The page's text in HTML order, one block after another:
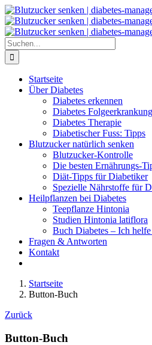
Zum
Inhalt
springen
Suche
nach:
Startseite
Über Diabetes
Diabetes erkennen
Diabetes
Diabetes Therapie
Diabetischer Fuss: Tipps
Blutzucker natürlich senken
Blutzucker-Kontrolle
Die besten Ernährungs-
Diät-Tipps für Diabetiker
Spezielle Nährstoffe für
Heilpflanzen bei Diabetes
Teepflanze Hintonia
Studien Hintonia latiflora
Buch Diabetes – Ich
Fragen & Antworten
Kontakt
Startseite
Button-Buch
Zurück
Button-Buch